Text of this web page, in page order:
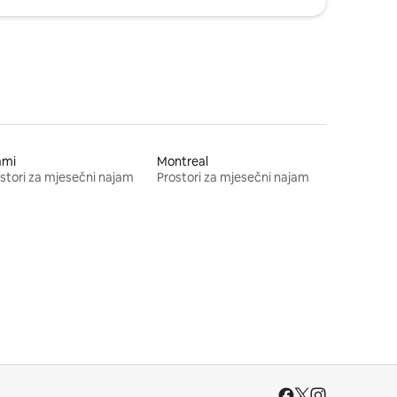
za mjesečni najam
Montreal
Prostori za mjesečni najam